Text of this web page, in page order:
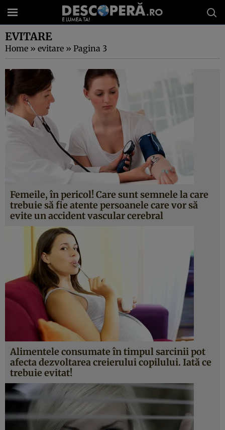
EVITARE
Home » evitare » Pagina 3
Femeile, în pericol! Care sunt semnele la care
trebuie să fie atente persoanele care vor să
evite un accident vascular cerebral
Alimentele consumate în timpul sarcinii pot
afecta dezvoltarea creierului copilului. Iată ce
trebuie evitat!